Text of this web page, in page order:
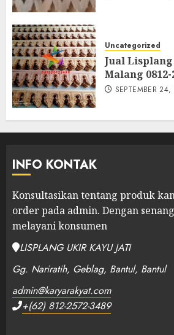
Uncategorized
Jual
Malang 0812-
SEPTEMBER
INFO KONTAK
Konsultasikan tentang produk
order pada admin. Dengan
melayani konsumen
LISPLANG UKIR KAYU JATI
Gg. Nariratih, Geblag, Bantul, Bantul
admin@karyarakyat.com
+(62) 812-2572-3489